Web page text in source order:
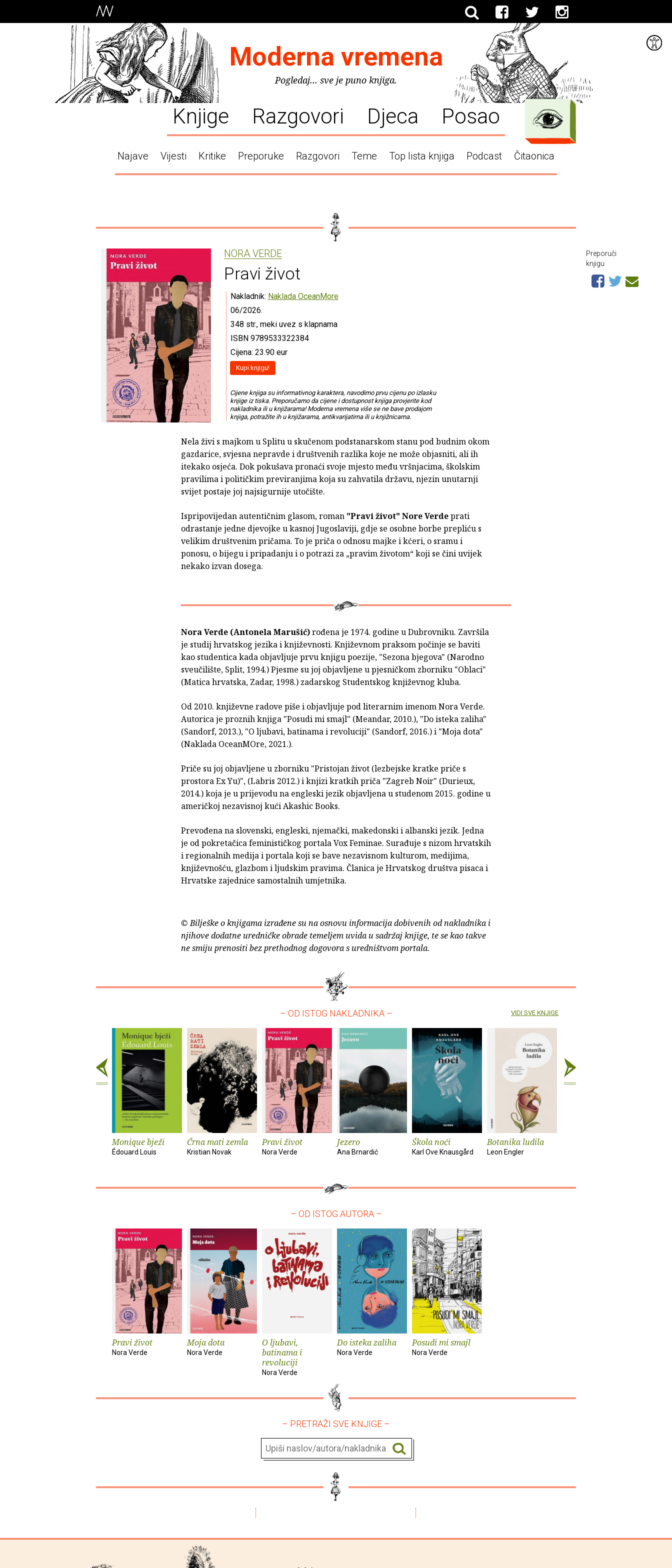
Moderna vremena
Pogledaj... sve je puno knjiga.
Knjige Razgovori Djeca Posao
Najave Vijesti Kritike Preporuke Razgovori Teme Top lista knjiga Podcast Čitaonica
NORA VERDE
Pravi život
Nakladnik: Naklada OceanMore
06/2026.
348 str., meki uvez s klapnama
ISBN 9789533322384
Cijena: 23.90 eur
Kupi knjigu!
Cijene knjiga su informativnog karaktera, navodimo prvu cijenu po izlasku
knjige iz tiska. Preporučamo da cijene i dostupnost knjiga provjerite kod
nakladnika ili u knjižarama! Moderna vremena više se ne bave prodajom
knjiga, potražite ih u knjižarama, antikvarijatima ili u knjižnicama.
Nela živi s majkom u Splitu u skučenom podstanarskom stanu pod budnim okom
gazdarice, svjesna nepravde i društvenih razlika koje ne može objasniti, ali ih
itekako osjeća. Dok pokušava pronaći svoje mjesto među vršnjacima, školskim
pravilima i političkim previranjima koja su zahvatila državu, njezin unutarnji
svijet postaje joj najsigurnije utočište.
Ispripovijedan autentičnim glasom, roman "Pravi život" Nore Verdeprati
odrastanje jedne djevojke u kasnoj Jugoslaviji, gdje se osobne borbe prepliću s
velikim društvenim pričama. To je priča o odnosu majke i kćeri, o sramu i
ponosu, o bijegu i pripadanju i o potrazi za „pravim životom“ koji se čini uvijek
nekako izvan dosega.
Nora Verde (Antonela Marušić)rođena je 1974. godine u Dubrovniku. Završila
je studij hrvatskog jezika i književnosti. Književnom praksom počinje se baviti
kao studentica kada objavljuje prvu knjigu poezije, "Sezona bjegova" (Narodno
sveučilište, Split, 1994.) Pjesme su joj objavljene u pjesničkom zborniku "Oblaci"
(Matica hrvatska, Zadar, 1998.) zadarskog Studentskog književnog kluba.
Od 2010. književne radove piše i objavljuje pod literarnim imenom Nora Verde.
Autorica je proznih knjiga "Posudi mi smajl" (Meandar, 2010.), "Do isteka zaliha"
(Sandorf, 2013.), "O ljubavi, batinama i revoluciji" (Sandorf, 2016.) i "Moja dota"
(Naklada OceanMOre, 2021.).
Priče su joj objavljene u zborniku "Pristojan život (lezbejske kratke priče s
prostora Ex Yu)", (Labris 2012.) i knjizi kratkih priča "Zagreb Noir" (Durieux,
2014.) koja je u prijevodu na engleski jezik objavljena u studenom 2015. godine u
američkoj nezavisnoj kući Akashic Books.
Prevođena na slovenski, engleski, njemački, makedonski i albanski jezik. Jedna
je od pokretačica feminističkog portala Vox Feminae. Surađuje s nizom hrvatskih
i regionalnih medija i portala koji se bave nezavisnom kulturom, medijima,
književnošću, glazbom i ljudskim pravima. Članica je Hrvatskog društva pisaca i
Hrvatske zajednice samostalnih umjetnika.
© Bilješke o knjigama izrađene su na osnovu informacija dobivenih od nakladnika i
njihove dodatne uredničke obrade temeljem uvida u sadržaj knjige, te se kao takve
ne smiju prenositi bez prethodnog dogovora s uredništvom portala.
Preporuči
knjigu
– OD ISTOG NAKLADNIKA –
Monique bježi
Édouard Louis
Črna mati zemla
Kristian Novak
Pravi život
Nora Verde
Jezero
Ana Brnardić
Škola noći
Karl Ove Knausgård
Botanika ludila
Leon Engler
VIDI SVE KNJIGE
– OD ISTOG AUTORA –
Pravi život
Nora Verde
Moja dota
Nora Verde
O ljubavi,
batinama i
revoluciji
Nora Verde
Do isteka zaliha
Nora Verde
Posudi mi smajl
Nora Verde
– PRETRAŽI SVE KNJIGE –